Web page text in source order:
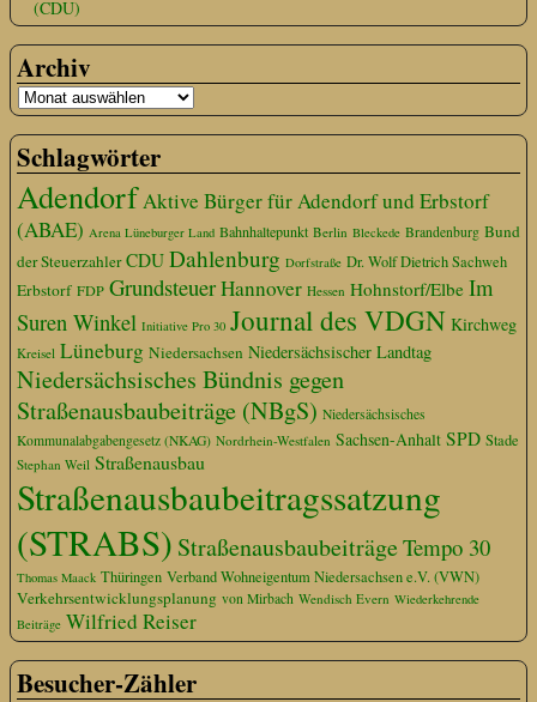
(CDU)
Archiv
Schlagwörter
AdendorfAktive Bürger für Adendorf und Erbstorf
(ABAE) Arena Lüneburger Land Bahnhaltepunkt Berlin Bleckede Brandenburg Bund
der Steuerzahler CDU Dahlenburg Dorfstraße Dr. Wolf Dietrich Sachweh
Erbstorf FDP GrundsteuerHannover Hessen Hohnstorf/Elbe Im
Suren Winkel Initiative Pro 30 Journal des VDGN Kirchweg
Kreisel Lüneburg Niedersachsen Niedersächsischer Landtag
Niedersächsisches Bündnis gegen
Straßenausbaubeiträge (NBgS) Niedersächsisches
Kommunalabgabengesetz (NKAG) Nordrhein-Westfalen Sachsen-Anhalt SPD Stade
Stephan Weil Straßenausbau
Straßenausbaubeitragssatzung
(STRABS) StraßenausbaubeiträgeTempo 30
Thomas Maack Thüringen Verband Wohneigentum Niedersachsen e.V. (VWN)
Verkehrsentwicklungsplanung von Mirbach Wendisch Evern Wiederkehrende
Beiträge Wilfried Reiser
Besucher-Zähler